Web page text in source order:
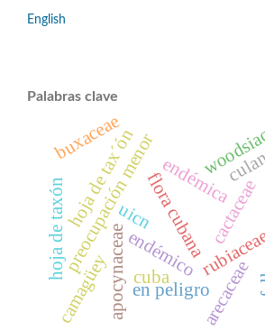
English
Palabras clave
endémico
flora cubana
apocynaceae arecaceae
endémica
preocupación menor cactaceae
camagüey
hoja de taxón
en peligro
uicn
hoja de tax´ón
cuba
buxaceae